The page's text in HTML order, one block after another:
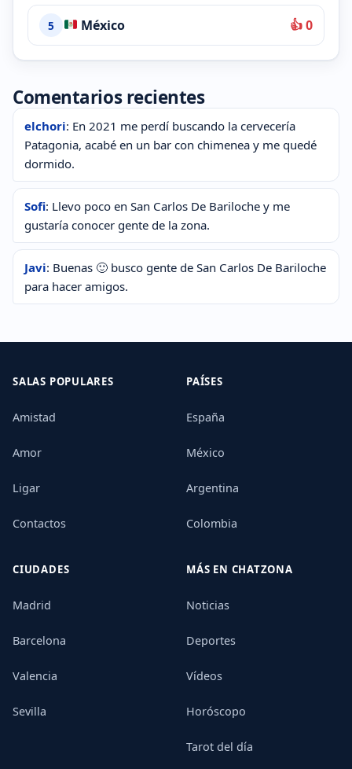
5 México 👍 0
Comentarios recientes
elchori: En 2021 me perdí buscando la cervecería
Patagonia, acabé en un bar con chimenea y me quedé
dormido.
Sofi: Llevo poco en San Carlos De Bariloche y me
gustaría conocer gente de la zona.
Javi: Buenas 🙂 busco gente de San Carlos De Bariloche
para hacer amigos.
SALAS POPULARES
Amistad
Amor
Ligar
Contactos
PAÍSES
España
México
Argentina
Colombia
CIUDADES
Madrid
Barcelona
Valencia
Sevilla
MÁS EN CHATZONA
Noticias
Deportes
Vídeos
Horóscopo
Tarot del día